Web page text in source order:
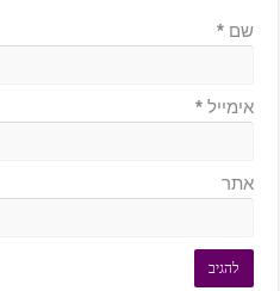
שם *
אימייל *
אתר